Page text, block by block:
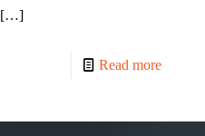
[…]
Read more